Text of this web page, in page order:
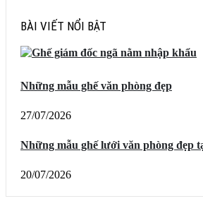
BÀI VIẾT NỔI BẬT
Những mẫu ghế văn phòng đẹp
27/07/2026
Những mẫu ghế lưới văn phòng đẹp
20/07/2026